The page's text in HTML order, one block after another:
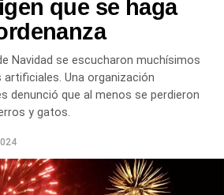
que se haga
Navidad se escucharon muchísimos
Una organización
denunció que al menos se perdieron
y gatos.